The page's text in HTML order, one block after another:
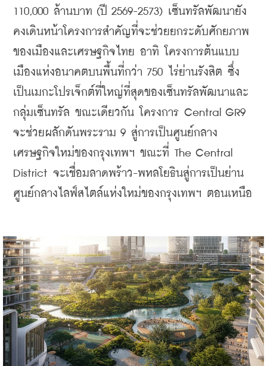
110,000 ล้านบาท (ปี 2569-2573) เซ็นทรัลพัฒนายัง
คงเดินหน้า โครงการสำคัญที่จะช่วยยกระดับศักยภาพ
ของเมืองและเศรษฐกิจไทย อาทิ โครงการต้นแบบ
เมืองแห่งอนาคตบนพื้นที่กว่า 750 ไร่ย่านรังสิต ซึ่ง
เป็นเมกะโปรเจ็กต์ที่ใหญ่ที่สุดของเซ็นทรัลพัฒนาและ
กลุ่มเซ็นทรัล ขณะเดียวกัน โครงการ Central GR9
จะช่วยผลักดันพระราม 9 สู่การเป็นศูนย์กลาง
เศรษฐกิจใหม่ของกรุงเทพฯ ขณะที่ The Central
District จะเชื่อมลาดพร้าว-พหลโยธินสู่การเป็นย่าน
ศูนย์กลางไลฟ์สไตล์แห่งใหม่ของกรุงเทพฯ ตอนเหนือ